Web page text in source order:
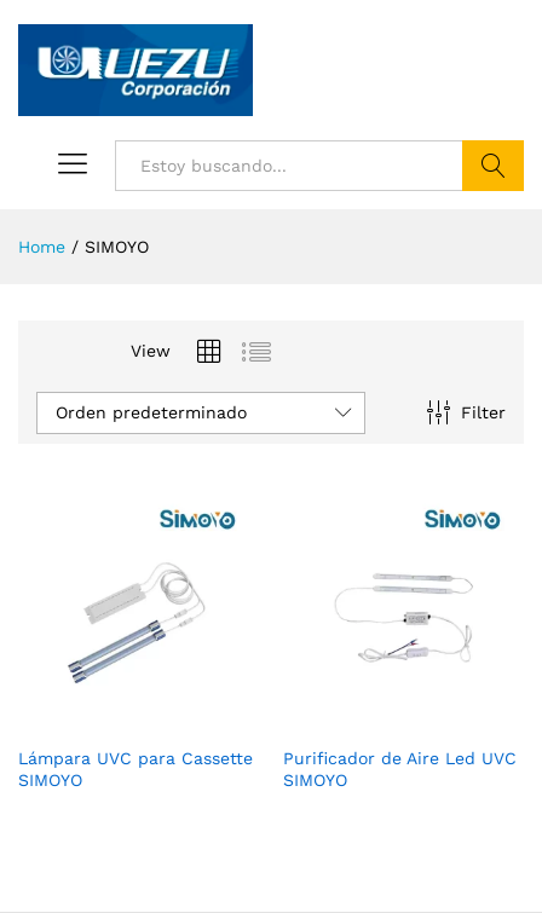
Home / SIMOYO
View
Filter
Orden predeterminado
Lámpara UVC para Cassette
SIMOYO
Purificador de Aire Led UVC
SIMOYO